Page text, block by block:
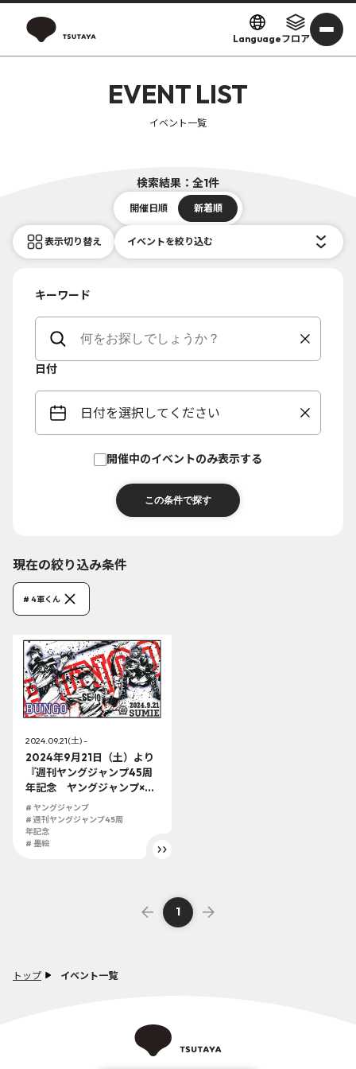
Languageフロア
トップ イベント一覧
EVENT LIST
イベント一覧
検索結果：全1件
開催日順 新着順
表示切り替え イベントを絞り込む
キーワード
日付
日付を選択してください
開催中のイベントのみ表示する
現在の絞り込み条件
# 4軍くん
2024.09.21(土) -
2024年9月21日（土）より
『週刊ヤングジャンプ45周
年記念 ヤングジャンプ×墨
絵SHOP』第3弾『BUNGO
-ブンゴ-』『4軍くん
（仮）』『カテナチオ』が
スタート！！
# ヤングジャンプ
# 週刊ヤングジャンプ45周
年記念
# 墨絵
1